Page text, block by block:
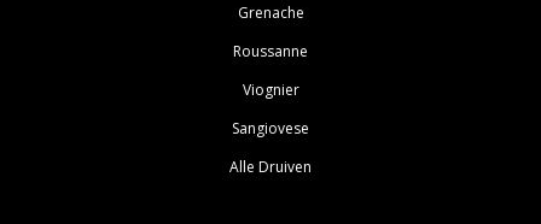
Grenache
Roussanne
Viognier
Sangiovese
Alle Druiven